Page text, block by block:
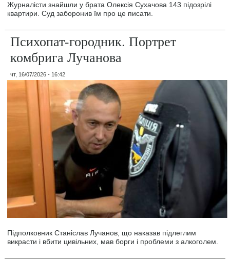
Журналісти знайшли у брата Олексія Сухачова 143 підозрілі
квартири. Суд заборонив їм про це писати.
Психопат-городник. Портрет
комбрига Лучанова
чт, 16/07/2026 - 16:42
Підполковник Станіслав Лучанов, що наказав підлеглим
викрасти і вбити цивільних, мав борги і проблеми з алкоголем.